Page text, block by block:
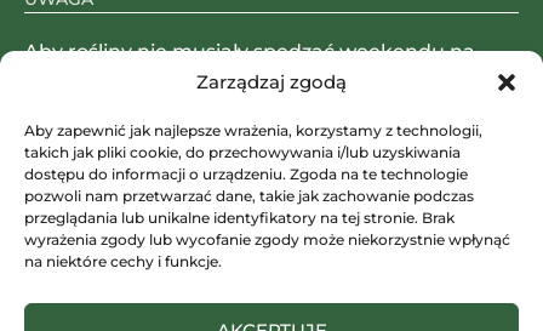
Zarządzaj zgodą
Aby zapewnić jak najlepsze wrażenia, korzystamy z technologii,
takich jak pliki cookie, do przechowywania i/lub uzyskiwania
dostępu do informacji o urządzeniu. Zgoda na te technologie
pozwoli nam przetwarzać dane, takie jak zachowanie podczas
przeglądania lub unikalne identyfikatory na tej stronie. Brak
wyrażenia zgody lub wycofanie zgody może niekorzystnie wpłynąć
na niektóre cechy i funkcje.
Aby rośliny nie musiały spędzać weekendu na
magazynie, paczki wysyłamy od poniedziałku do
SKLEP STACJONARNY
Janowicka 191, 43-512 Janowice
+48 504 045 442